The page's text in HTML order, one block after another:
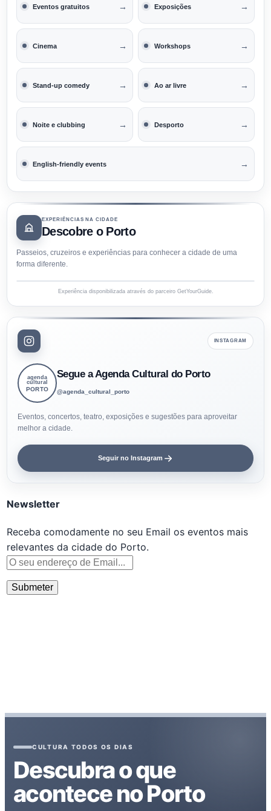
Eventos gratuitos → Exposições →
Cinema → Workshops →
Stand-up comedy → Ao ar livre →
Noite e clubbing → Desporto →
English-friendly events →
EXPERIÊNCIAS NA CIDADE
Descobre o Porto
Passeios, cruzeiros e experiências para conhecer a cidade de uma
forma diferente.
Experiência disponibilizada através do parceiro GetYourGuide.
INSTAGRAM
agenda
cultural
PORTO
Segue a Agenda Cultural do Porto
@agenda_cultural_porto
Eventos, concertos, teatro, exposições e sugestões para aproveitar
melhor a cidade.
Seguir no Instagram
Newsletter
Receba comodamente no seu Email os eventos mais
relevantes da cidade do Porto.
CULTURA TODOS OS DIAS
Descubra o que
acontece no Porto